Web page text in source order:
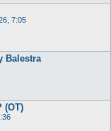
7:05
Balestra
(OT)